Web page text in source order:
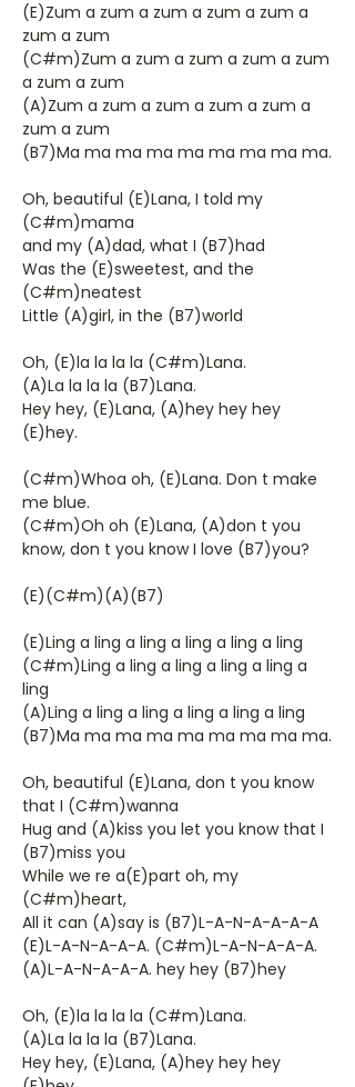
(E)Zum a zum a zum a zum a zum a
zum a zum
(C#m)Zum a zum a zum a zum a zum
a zum a zum
(A)Zum a zum a zum a zum a zum a
zum a zum
(B7)Ma ma ma ma ma ma ma ma ma.
Oh, beautiful (E)Lana, I told my
(C#m)mama
and my (A)dad, what I (B7)had
Was the (E)sweetest, and the
(C#m)neatest
Little (A)girl, in the (B7)world
Oh, (E)la la la la (C#m)Lana.
(A)La la la la (B7)Lana.
Hey hey, (E)Lana, (A)hey hey hey
(E)hey.
(C#m)Whoa oh, (E)Lana. Don t make
me blue.
(C#m)Oh oh (E)Lana, (A)don t you
know, don t you know I love (B7)you?
(E)(C#m)(A)(B7)
(E)Ling a ling a ling a ling a ling a ling
(C#m)Ling a ling a ling a ling a ling a
ling
(A)Ling a ling a ling a ling a ling a ling
(B7)Ma ma ma ma ma ma ma ma ma.
Oh, beautiful (E)Lana, don t you know
that I (C#m)wanna
Hug and (A)kiss you let you know that I
(B7)miss you
While we re a(E)part oh, my
(C#m)heart,
All it can (A)say is (B7)L-A-N-A-A-A-A
(E)L-A-N-A-A-A. (C#m)L-A-N-A-A-A.
(A)L-A-N-A-A-A. hey hey (B7)hey
Oh, (E)la la la la (C#m)Lana.
(A)La la la la (B7)Lana.
Hey hey, (E)Lana, (A)hey hey hey